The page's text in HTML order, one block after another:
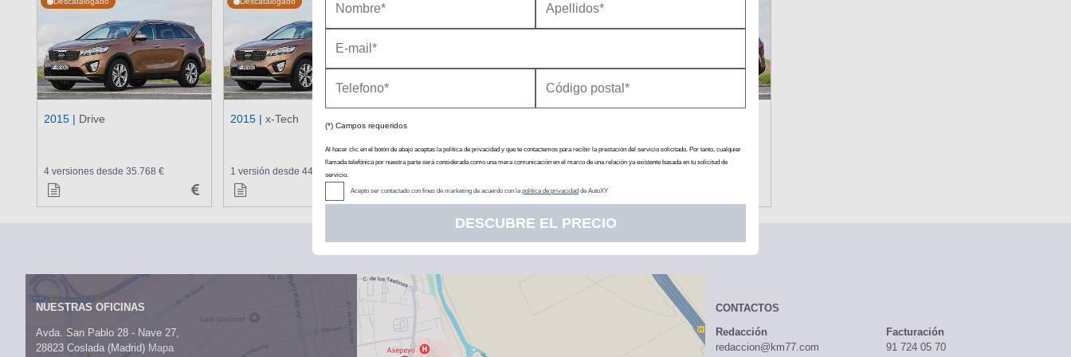
(*) Campos requeridos
Al hacer clic en el botón de abajo aceptas la política de privacidad y que te contactemos para recibir la prestación del servicio solicitado. Por tanto, cualquier
llamada telefónica por nuestra parte será considerada como una mera comunicación en el marco de una relación ya existente basada en tu solicitud de
servicio.
Acepto ser contactado con fines de marketing de acuerdo con la política de privacidad de AutoXY
DESCUBRE EL PRECIO
2015 | Drive
4 versiones desde 35.768 €
2015 | x-Tech
1 versión desde 44.875 €
NUESTRAS OFICINAS
Avda. San Pablo 28 - Nave 27,
28823 Coslada (Madrid) Mapa
CONTACTOS
Redacción
redaccion@km77.com
Facturación
91 724 05 70